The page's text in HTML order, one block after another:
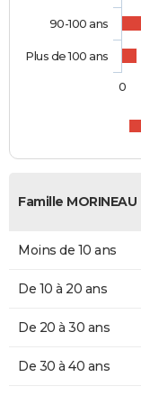
90-100 ans
Plus de 100 ans
0
Famille MORINEAU
Moins de 10 ans
De 10 à 20 ans
De 20 à 30 ans
De 30 à 40 ans